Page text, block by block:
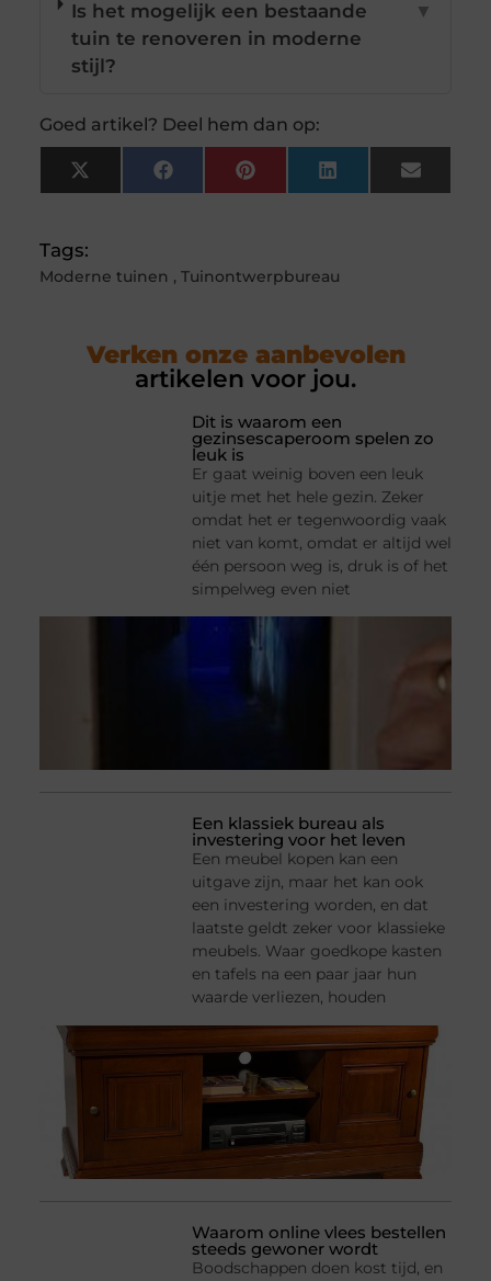
Is het mogelijk een bestaande
tuin te renoveren in moderne
stijl?
▼
Goed artikel? Deel hem dan op:
X
(Twitter)
FacebookPinterestLinkedInEmail
Tags:
Moderne tuinen , Tuinontwerpbureau
Verken onze aanbevolen
artikelen voor jou.
Dit is waarom een
gezinsescaperoom spelen zo
leuk is
Er gaat weinig boven een leuk
uitje met het hele gezin. Zeker
omdat het er tegenwoordig vaak
niet van komt, omdat er altijd wel
één persoon weg is, druk is of het
simpelweg even niet
Een klassiek bureau als
investering voor het leven
Een meubel kopen kan een
uitgave zijn, maar het kan ook
een investering worden, en dat
laatste geldt zeker voor klassieke
meubels. Waar goedkope kasten
en tafels na een paar jaar hun
waarde verliezen, houden
Waarom online vlees bestellen
steeds gewoner wordt
Boodschappen doen kost tijd, en